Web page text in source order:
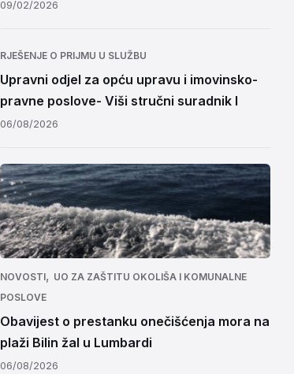
09/02/2026
RJEŠENJE O PRIJMU U SLUŽBU
Upravni odjel za opću upravu i imovinsko-
pravne poslove- Viši stručni suradnik I
06/08/2026
NOVOSTI, UO ZA ZAŠTITU OKOLIŠA I KOMUNALNE
POSLOVE
Obavijest o prestanku onečišćenja mora na
plaži Bilin žal u Lumbardi
06/08/2026